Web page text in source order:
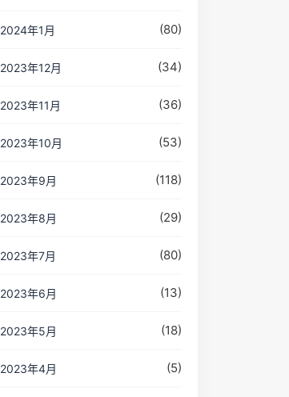
2024年1月 (80)
2023年12月 (34)
2023年11月 (36)
2023年10月 (53)
2023年9月 (118)
2023年8月 (29)
2023年7月 (80)
2023年6月 (13)
2023年5月 (18)
2023年4月 (5)